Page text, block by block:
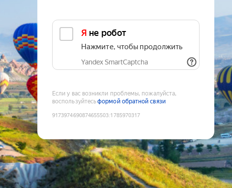
Я не робот
Нажмите, чтобы продолжить
Yandex SmartCaptcha
Если у вас возникли проблемы, пожалуйста,
воспользуйтесьформой обратной связи
9173974690874655503:1785970317